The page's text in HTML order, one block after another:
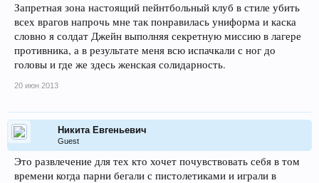
Запретная зона настоящий пейнтбольный клуб в стиле убить
всех врагов напрочь мне так понравилась униформа и каска
словно я солдат Джейн выполняя секретную миссию в лагере
противника, а в результате меня всю испачкали с ног до
головы и где же здесь женская солидарность.
20 июн 2013
Никита Евгеньевич
Guest
Это развлечение для тех кто хочет почувствовать себя в том
времени когда парни бегали с пистолетиками и играли в